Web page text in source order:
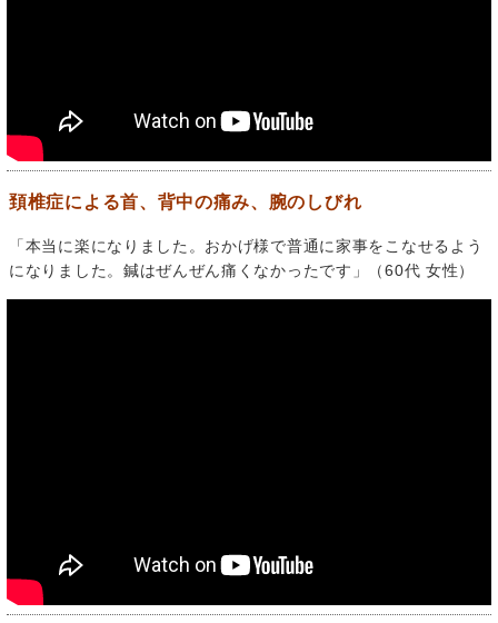
頚椎症による首、背中の痛み、腕のしびれ
「本当に楽になりました。おかげ様で普通に家事をこなせるよう
になりました。鍼はぜんぜん痛くなかったです」（60代 女性）